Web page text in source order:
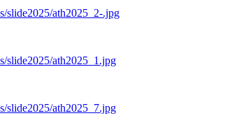
slide2025/ath2025_2-.jpg
slide2025/ath2025_1.jpg
slide2025/ath2025_7.jpg